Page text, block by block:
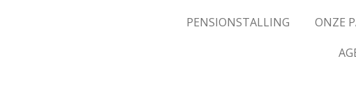
PENSIONSTALLING
ONZE